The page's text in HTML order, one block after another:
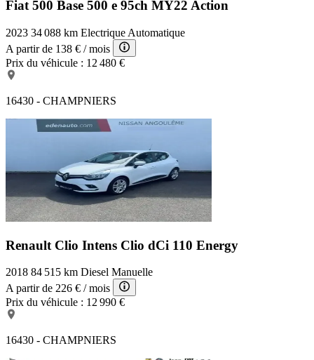
Détecteur de pluie et allumage automatique des projecteurs
Kit de réparation de pneus
Volant Sport gainé cuir
Pack Connected Navigation
Poignées de portes chromées
Vitre AR chauffante avec essuie-glace
Barres de calandre Piano Black
MINI Excitement package
Airbags frontaux pour conducteur et passager AV
Rétroviseurs extérieurs à réglage électrique
Projecteurs Full LED
Régulateur de vitesse avec fonction freinage
Coques de rétroviseurs extérieurs couleur carrosserie
Pare-chocs AV/AR dans la couleur de la carrosserie
4 Appuis-têtes réglables en hauteur
Finition Chili
Tapis de sol en velours
TeleServices
Isofix sur les 2 sièges AR
Fiat 500 Base 500 e 95ch MY22 Action
2023 34 088 km Electrique Automatique
A partir de 138 € / mois
Prix du véhicule : 12 480 €
16430 - CHAMPNIERS
Renault Clio Intens Clio dCi 110 Energy
2018 84 515 km Diesel Manuelle
A partir de 226 € / mois
Prix du véhicule : 12 990 €
16430 - CHAMPNIERS